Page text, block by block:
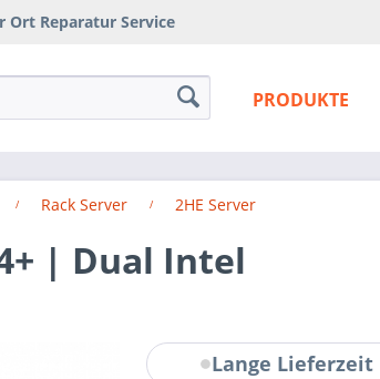
Ort Reparatur Service
PRODUKTE
Rack Server 2HE Server
| Dual Intel
Lange Lieferzeit